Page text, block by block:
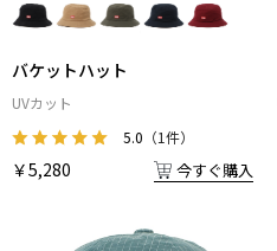
バケットハット
UVカット
5.0 （1件）
￥5,280 今すぐ購入